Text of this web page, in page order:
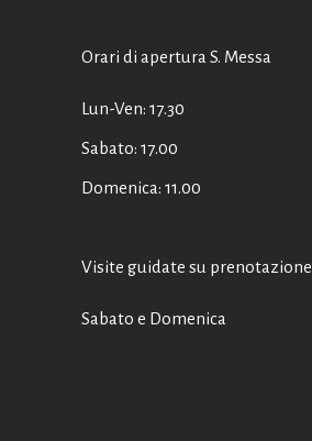
Orari di apertura S. Messa
Lun-Ven: 17.30
Sabato: 17.00
Domenica: 11.00
Visite guidate su prenotazione
Sabato e Domenica